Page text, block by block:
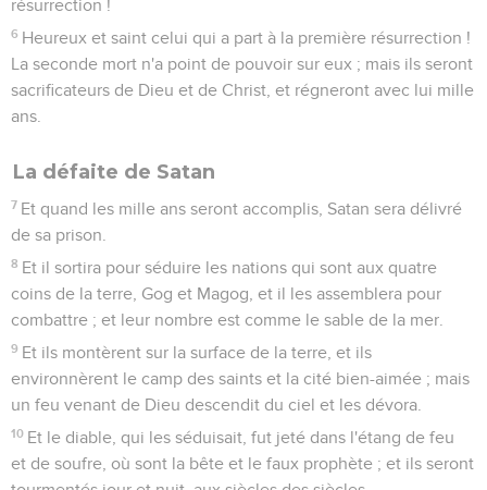
résurrection !
6 Heureux et saint celui qui a part à la première résurrection !
La seconde mort n'a point de pouvoir sur eux ; mais ils seront
sacrificateurs de Dieu et de Christ, et régneront avec lui mille
ans.
La défaite de Satan
7 Et quand les mille ans seront accomplis, Satan sera délivré
de sa prison.
8 Et il sortira pour séduire les nations qui sont aux quatre
coins de la terre, Gog et Magog, et il les assemblera pour
combattre ; et leur nombre est comme le sable de la mer.
9 Et ils montèrent sur la surface de la terre, et ils
environnèrent le camp des saints et la cité bien-aimée ; mais
un feu venant de Dieu descendit du ciel et les dévora.
10 Et le diable, qui les séduisait, fut jeté dans l'étang de feu
et de soufre, où sont la bête et le faux prophète ; et ils seront